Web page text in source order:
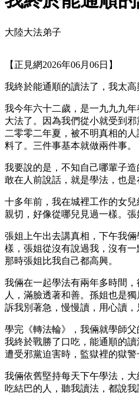
大陸大法弟子
【正見網2026年06月06日】
我終於能通順的讀法了，我太
我今年六十二歲，是一九九九
大法了。因為我們從小就受到
二零零二年夏，被不明真相的
料了。三件事基本就做兩件事。
我要說的是，不知自己哪輩子
敢在人前說話，就是學法，也
十多年前，我在城裡工作的女
親切，好像從哪兒見過一樣。
張姐上午出去講真相，下午我
樣，張姐從沒有說過我，沒有
那時張姐比我自己都高興。
我倆在一起學法有兩年多時間
人，滿臉透著和善。孫姐也是
訴我別著急，慢慢讀，用心讀
學完《轉法輪》，我倆就學師
我終於戰勝了口吃，能通順的
遭受邪黨迫害時，監獄裡的獄
我倆依舊堅持每天下午學法，
吃結巴的人，聽我讀法，都說